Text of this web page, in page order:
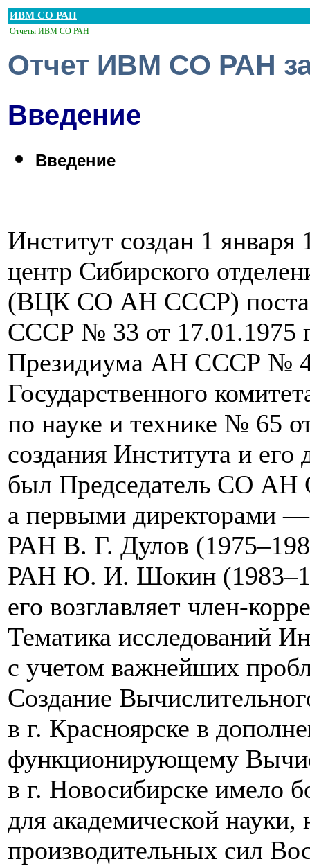
ИВМ СО РАН
Отчеты ИВМ СО РАН
Отчет ИВМ СО РАН за
Введение
Введение
Институт создан 1
центр Сибирского
(ВЦК СО АН СССР)
СССР № 33 от 17.01.1975
Президиума АН СССР №
Государственного
по науке и технике № 65
создания Института и его
был Председатель СО
а первыми директорами —
РАН В. Г. Дулов (1975–198
РАН Ю. И. Шокин (19
его возглавляет член-
Тематика исследований
с учетом важнейших
Создание
в г. Красноярске в
функционирующему
в г. Новосибирске имело
для академической
производительных сил